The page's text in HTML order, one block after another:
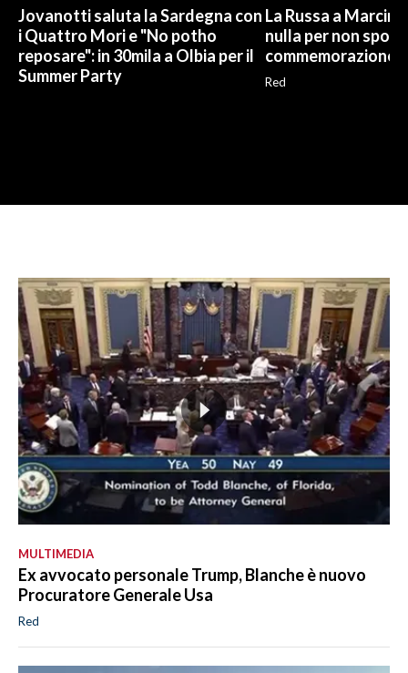
Jovanotti saluta la Sardegna con
i Quattro Mori e "No potho
reposare": in 30mila a Olbia per il
Summer Party
La Russa a
nulla per non
commemorazione
Red
MULTIMEDIA
Ex avvocato personale Trump, Blanche è nuovo
Procuratore Generale Usa
Red